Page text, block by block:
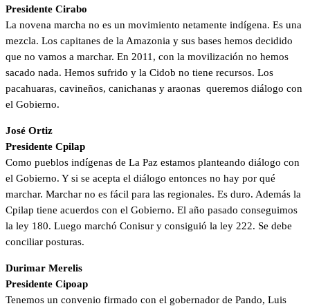
Presidente Cirabo
La novena marcha no es un movimiento netamente indígena. Es una
mezcla. Los capitanes de la Amazonia y sus bases hemos decidido
que no vamos a marchar. En 2011, con la movilización no hemos
sacado nada. Hemos sufrido y la Cidob no tiene recursos. Los
pacahuaras, cavineños, canichanas y araonas queremos diálogo con
el Gobierno.
José Ortiz
Presidente Cpilap
Como pueblos indígenas de La Paz estamos planteando diálogo con
el Gobierno. Y si se acepta el diálogo entonces no hay por qué
marchar. Marchar no es fácil para las regionales. Es duro. Además la
Cpilap tiene acuerdos con el Gobierno. El año pasado conseguimos
la ley 180. Luego marchó Conisur y consiguió la ley 222. Se debe
conciliar posturas.
Durimar Merelis
Presidente Cipoap
Tenemos un convenio firmado con el gobernador de Pando, Luis